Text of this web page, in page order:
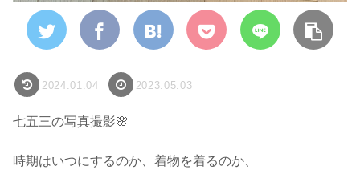
2024.01.04 2023.05.03
七五三の写真撮影🌸
時期はいつにするのか、着物を着るのか、